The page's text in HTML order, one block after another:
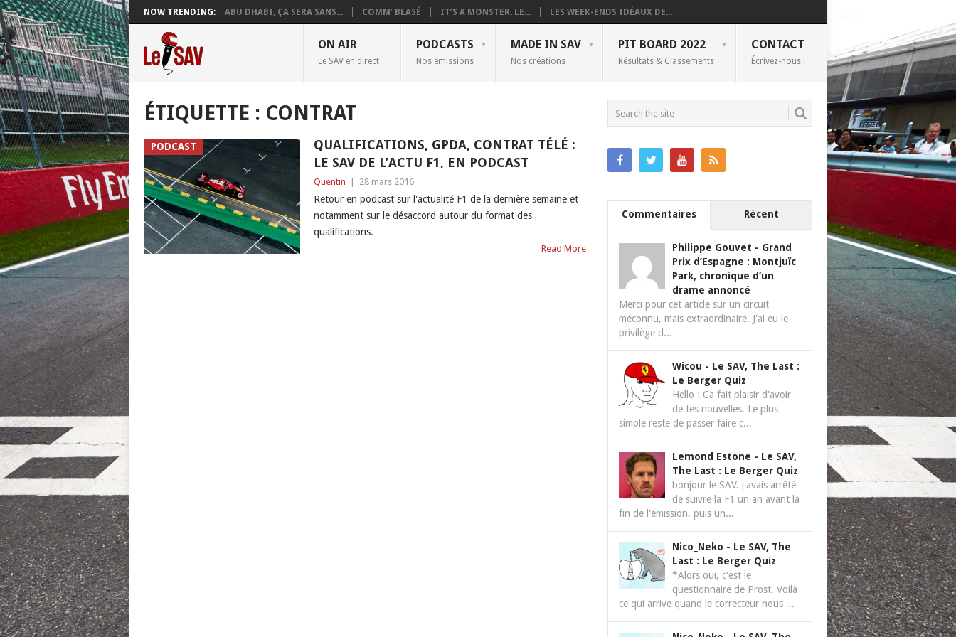
NOW TRENDING: ABU DHABI, ÇA SERA SANS... COMM’ BLASÉ IT’S A MONSTER. LE... LES WEEK-ENDS IDÉAUX DE...
ON AIR
Le SAV en direct
PODCASTS
Nos émissions
MADE IN SAV
Nos créations
PIT BOARD 2022
Résultats & Classements
CONTACT
Écrivez-nous !
ÉTIQUETTE : CONTRAT
PODCAST
QUALIFICATIONS, GPDA, CONTRAT TÉLÉ :
LE SAV DE L’ACTU F1, EN PODCAST
Quentin 28 mars 2016
Retour en podcast sur l'actualité F1 de la dernière semaine et
notamment sur le désaccord autour du format des
qualifications.
Read More
Commentaires Récent
Philippe Gouvet - Grand
Prix d’Espagne : Montjuïc
Park, chronique d’un
drame annoncé
Merci pour cet article sur un circuit
méconnu, mais extraordinaire. J'ai eu le
privilège d...
Wicou - Le SAV, The Last :
Le Berger Quiz
Hello ! Ca fait plaisir d'avoir
de tes nouvelles. Le plus
simple reste de passer faire c...
Lemond Estone - Le SAV,
The Last : Le Berger Quiz
bonjour le SAV. j'avais arrêté
de suivre la F1 un an avant la
fin de l'émission. puis un...
Nico_Neko - Le SAV, The
Last : Le Berger Quiz
*Alors oui, c'est le
questionnaire de Prost. Voilà
ce qui arrive quand le correcteur nous ...